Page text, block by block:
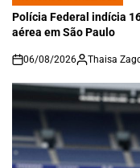
IN
Polícia Federal indícia
aérea em São Paulo
on
06/08/2026 Thaisa